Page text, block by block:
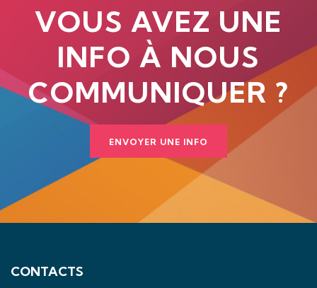
VOUS AVEZ UNE
INFO À NOUS
COMMUNIQUER ?
ENVOYER UNE INFO
CONTACTS